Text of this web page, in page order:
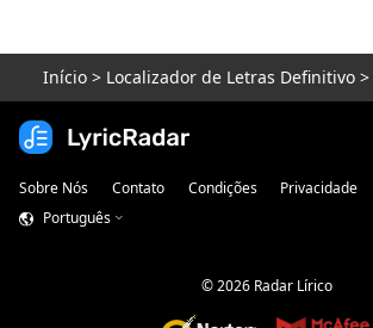
Início > Localizador de Letras Definitivo >
Sobre Nós Contato Condições Privacidade
Português
©2026 Radar Lírico